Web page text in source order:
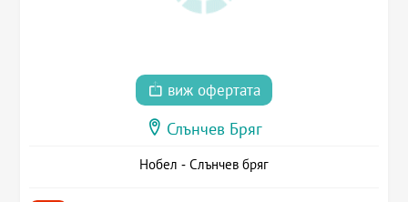
виж офертата
Слънчев Бряг
Нобел - Слънчев бряг